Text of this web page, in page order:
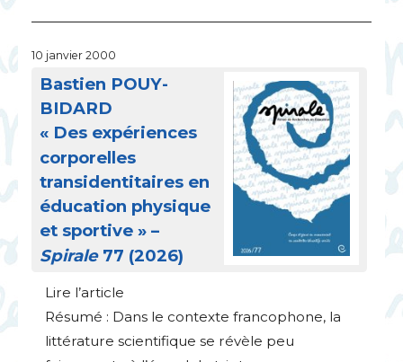
10 janvier 2000
Bastien POUY-
BIDARD
« Des expériences
corporelles
transidentitaires en
éducation physique
et sportive » –
Spirale77 (2026)
Lire l’article
Résumé : Dans le contexte francophone, la
littérature scientifique se révèle peu